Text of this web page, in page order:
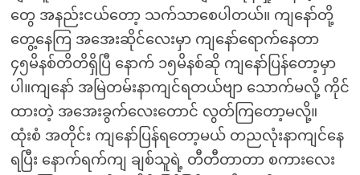
တွေ အနည်းငယ်တော့ သက်သာစေပါတယ်။ ကျနော်တို့
တွေ့နေကြ အအေးဆိုင်လေးမှာ ကျနော်ရောက်နေတာ
၄၅မိနစ်တိတိရှိပြီ နောက် ၁၅မိနစ်ဆို ကျနော်ပြန်တော့မှာ
ပါ။ကျနော် အမြဲတမ်းနာကျင်ရတယ်ဗျာ သောက်မလို့ ကိုင်
ထားတဲ့ အအေးခွက်လေးတောင် လွတ်ကြတော့မလို့။
ထုံးစံ အတိုင်း ကျနော်ပြန်ရတော့မယ် တညလုံးနာကျင်နေ
ရပြီး နောက်ရက်ကျ ချစ်သူရဲ့ တီတီတာတာ စကားလေး